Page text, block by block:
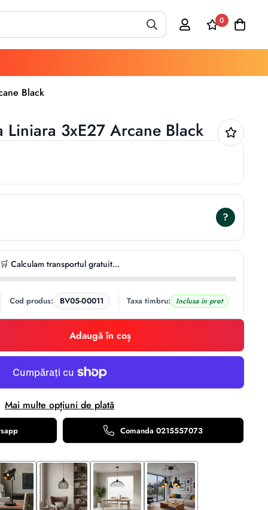
0
Black
Liniara 3xE27 Arcane Black
?
🛒 Calculam transportul gratuit...
Cod produs: BV05-00011 Taxa timbru: Inclusa in pret
Adaugă în coș
Mai multe opțiuni de plată
Comanda 0215557073